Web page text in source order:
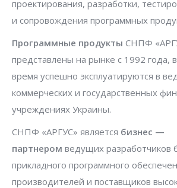
проектирования, разработки,
и сопровождения программных
Программные продукты СНПФ
представлены на рынке с 1992 года,
время успешно эксплуатируются в
коммерческих и государственных
учреждениях Украины.
СНПФ «АРГУС» является бизнес —
партнером ведущих разработчиков
прикладного программного
производителей и поставщиков